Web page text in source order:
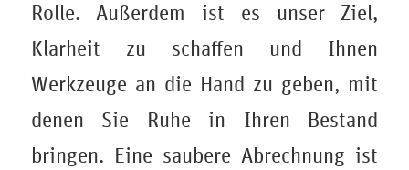
Rolle. Außerdem ist es unser Ziel,
Klarheit zu schaffen und Ihnen
Werkzeuge an die Hand zu geben, mit
denen Sie Ruhe in Ihren Bestand
bringen. Eine saubere Abrechnung ist